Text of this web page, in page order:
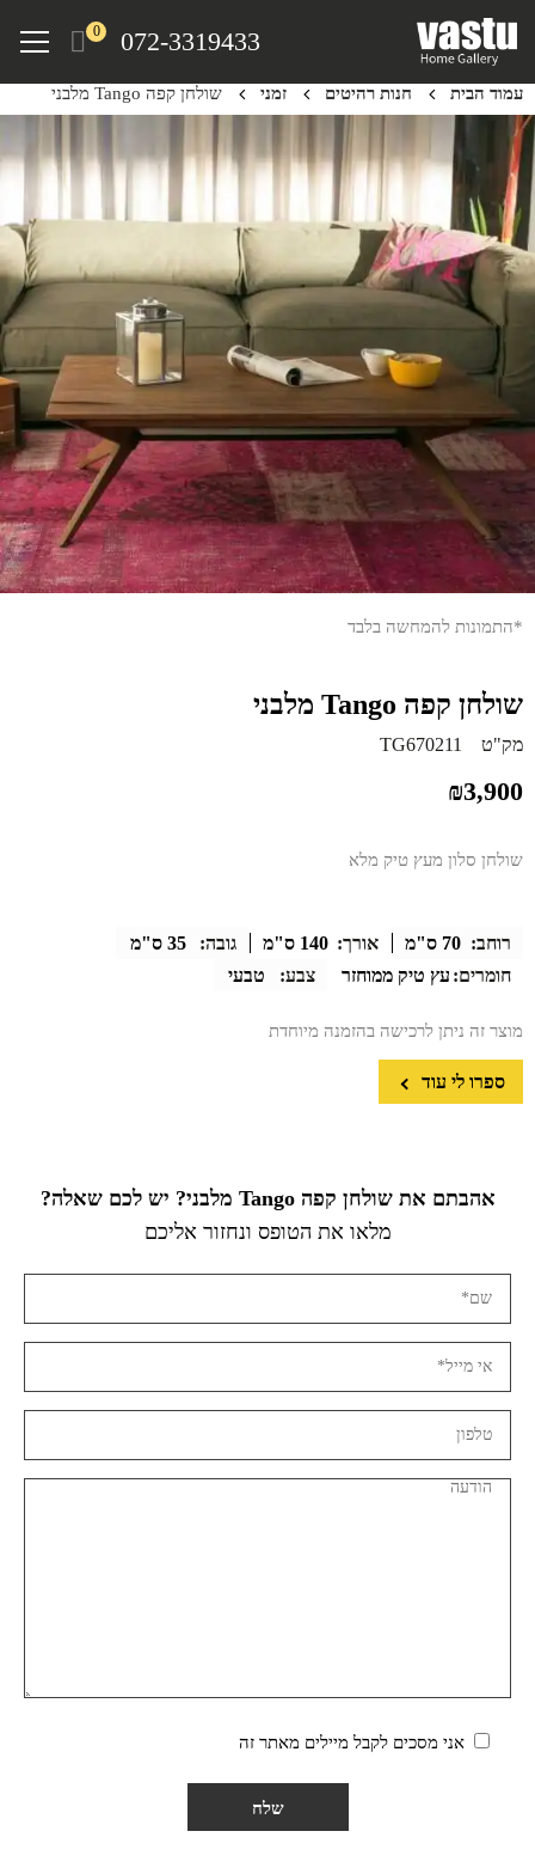
content
072-3319433
0
Menu
עמוד הבית חנות רהיטים זמני שולחן קפה Tango מלבני
*התמונות להמחשה בלבד
שולחן קפה Tango מלבני
מק"ט TG670211
₪3,900
שולחן סלון מעץ טיק מלא
רוחב: 70 ס"מ אורך: 140 ס"מ גובה:
35 ס"מ
חומרים: עץ טיק ממוחזר צבע: טבעי
מוצר זה ניתן לרכישה בהזמנה מיוחדת
ספרו לי עוד
אהבתם את שולחן קפה Tango מלבני? יש לכם שאלה?
מלאו את הטופס ונחזור אליכם
אני מסכים לקבל מיילים מאתר זה